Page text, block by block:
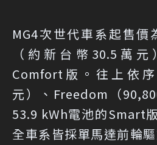
MG4次世代車系起售價
（約新台幣30.5萬
Comfort版。往上依
元）、Freedom（
53.9 kWh電池的Smart
全車系皆採單馬達前輪